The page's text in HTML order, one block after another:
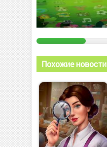
Похожие новости